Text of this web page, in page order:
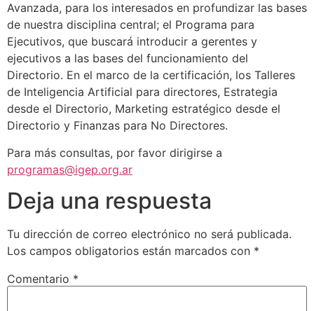
Avanzada, para los interesados en profundizar las bases
de nuestra disciplina central; el Programa para
Ejecutivos, que buscará introducir a gerentes y
ejecutivos a las bases del funcionamiento del
Directorio. En el marco de la certificación, los Talleres
de Inteligencia Artificial para directores, Estrategia
desde el Directorio, Marketing estratégico desde el
Directorio y Finanzas para No Directores.
Para más consultas, por favor dirigirse a
programas@igep.org.ar
Deja una respuesta
Tu dirección de correo electrónico no será publicada.
Los campos obligatorios están marcados con *
Comentario *